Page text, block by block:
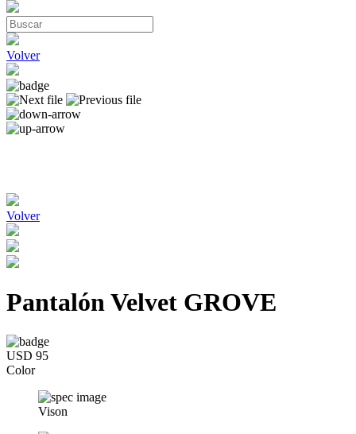
Volver
Volver
Pantalón Velvet GROVE
USD 95
Color
Vison